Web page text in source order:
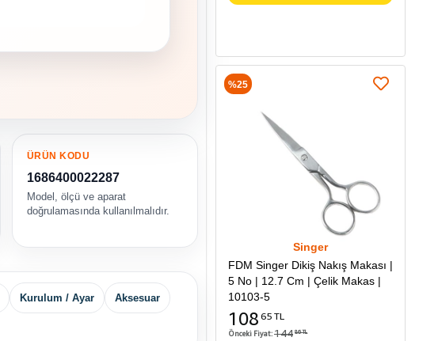
ÜRÜN KODU
1686400022287
Model, ölçü ve aparat
doğrulamasında kullanılmalıdır.
Kurulum / Ayar Aksesuar
Singer
FDM Singer Dikiş Nakış Makası |
5 No | 12.7 Cm | Çelik Makas |
10103-5
108 65 TL
Önceki Fiyat:144 86 TL
%25